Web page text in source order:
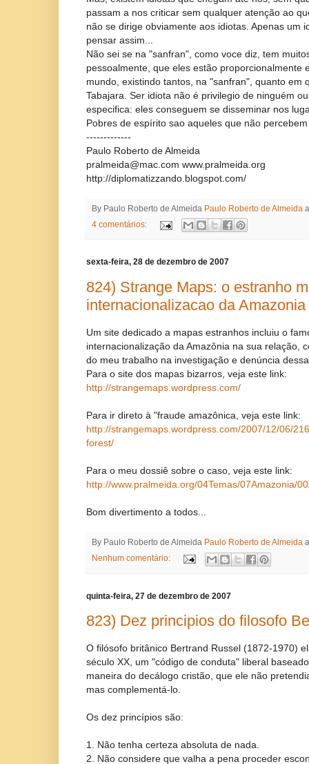
passam a nos criticar sem qualquer atenção ao
não se dirige obviamente aos idiotas. Apenas um
pensar assim...
Não sei se na "sanfran", como voce diz, tem
pessoalmente, que eles estão proporcionalmente
mundo, existindo tantos, na "sanfran", quanto em
Tabajara. Ser idiota não é privilegio de ninguém
especifica: eles conseguem se disseminar nos
Pobres de espírito sao aqueles que não
-------------
Paulo Roberto de Almeida
pralmeida@mac.com www.pralmeida.org
http://diplomatizzando.blogspot.com/
By Paulo Roberto de Almeida Paulo Roberto de Almeida
4 comentários:
sexta-feira, 28 de dezembro de 2007
824) Strange Maps: o estranho
internacionalizacao da Amazonia
Um site dedicado a mapas estranhos incluiu o
internacionalização da Amazônia na sua relação,
do meu trabalho na investigação e denúncia
Para o site dos mapas bizarros, veja este link:
http://strangemaps.wordpress.com/
Para ir direto à "fraude amazônica, veja este link:
http://strangemaps.wordpress.com/2007/12/06/
forest/
Para o meu dossiê sobre o caso, veja este link:
http://www.pralmeida.org/04Temas/07Amazonia/
Bom divertimento a todos...
By Paulo Roberto de Almeida Paulo Roberto de Almeida
Nenhum comentário:
quinta-feira, 27 de dezembro de 2007
823) Dez principios do filosofo
O filósofo britânico Bertrand Russel (1872-1970)
século XX, um "código de conduta" liberal
maneira do decálogo cristão, que ele não
mas complementá-lo.
Os dez princípios são:
1. Não tenha certeza absoluta de nada.
2. Não considere que valha a pena proceder